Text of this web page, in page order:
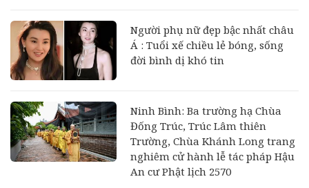
Người phụ nữ đẹp bậc nhất châu
Á : Tuổi xế chiều lẻ bóng, sống
đời bình dị khó tin
Ninh Bình: Ba trường hạ Chùa
Đống Trúc, Trúc Lâm thiên
Trường, Chùa Khánh Long trang
nghiêm cử hành lễ tác pháp Hậu
An cư Phật lịch 2570